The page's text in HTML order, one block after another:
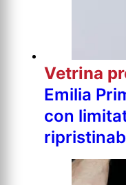
Vetrina
Emilia
con